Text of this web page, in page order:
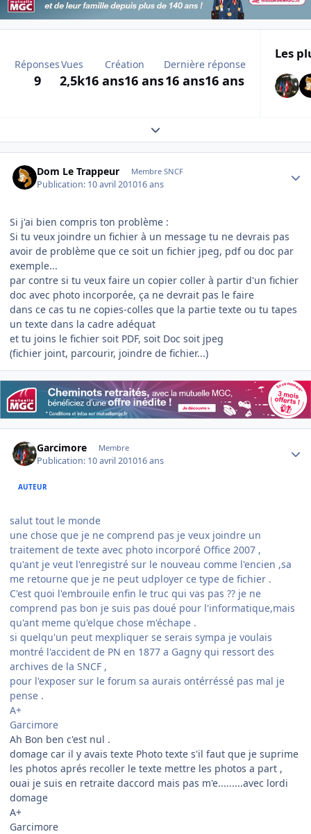
Réponses
9
Vues
2,5k
Création
16 ans16 ans
Dernière réponse
16 ans16 ans
Les
Expand topic overview
Dom Le Trappeur Membre SNCF
Publication: 10 avril 201016 ans
Si j'ai bien compris ton problème :
Si tu veux joindre un fichier à un message tu ne devrais pas
avoir de problème que ce soit un fichier jpeg, pdf ou doc par
exemple...
par contre si tu veux faire un copier coller à partir d'un fichier
doc avec photo incorporée, ça ne devrait pas le faire
dans ce cas tu ne copies-colles que la partie texte ou tu tapes
un texte dans la cadre adéquat
et tu joins le fichier soit PDF, soit Doc soit jpeg
(fichier joint, parcourir, joindre de fichier...)
Garcimore Membre
Publication: 10 avril 201016 ans
AUTEUR
salut tout le monde
une chose que je ne comprend pas je veux joindre un
traitement de texte avec photo incorporé Office 2007 ,
qu'ant je veut l'enregistré sur le nouveau comme l'encien ,sa
me retourne que je ne peut udployer ce type de fichier .
C'est quoi l'embrouile enfin le truc qui vas pas ?? je ne
comprend pas bon je suis pas doué pour l'informatique,mais
qu'ant meme qu'elque chose m'échape .
si quelqu'un peut mexpliquer se serais sympa je voulais
montré l'accident de PN en 1877 a Gagny qui ressort des
archives de la SNCF ,
pour l'exposer sur le forum sa aurais ontérréssé pas mal je
pense .
A+
Garcimore
Ah Bon ben c'est nul .
domage car il y avais texte Photo texte s'il faut que je suprime
les photos aprés recoller le texte mettre les photos a part ,
ouai je suis en retraite daccord mais pas m'e.........avec lordi
domage
A+
Garcimore